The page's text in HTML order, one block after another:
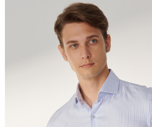
pembayaran di empat kedai serbaneka utama, ATM
dalam talian dengan SMS pembayaran atau
Sila ambil perhatian bahawa tempoh pembayaran
bagaimanapun, bagi mereka yang telah memuat
dan mendaftar sebagai ahli AFTEE boleh menikmati
Tempoh pembayaran dikira dari masa kedai
ditambah dengan bilangan hari yang boleh
boleh melanjutkan tempoh pembayaran anda
pesanan. Walau bagaimanapun, tiada jaminan
menerima pesanan anda semasa tempoh
NT$350/pesanan | Penghantaran percuma
NT$3,500 atau lebih